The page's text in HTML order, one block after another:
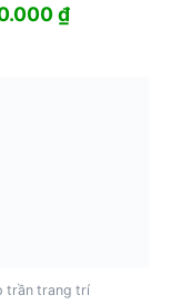
₫
trần trang trí